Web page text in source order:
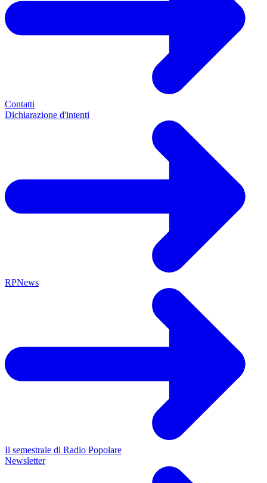
Contatti
Dichiarazione d'intenti
RPNews
Il semestrale di Radio Popolare
Newsletter